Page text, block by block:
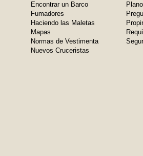
Encontrar un Barco
Fumadores
Haciendo las Maletas
Mapas
Normas de Vestimenta
Nuevos Cruceristas